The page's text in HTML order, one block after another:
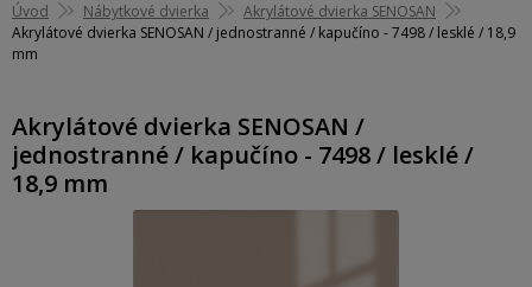
Úvod Nábytkové dvierka
Akrylátové dvierka SENOSAN
Akrylátové dvierka SENOSAN / jednostranné / kapučíno - 7498 / lesklé / 18,9
mm
Akrylátové dvierka SENOSAN /
jednostranné / kapučíno - 7498 / lesklé /
18,9 mm